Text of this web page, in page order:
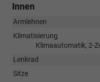
Innen
Armlehnen
Klimatisierung
Klimaautomatik, 2-
Lenkrad
Sitze